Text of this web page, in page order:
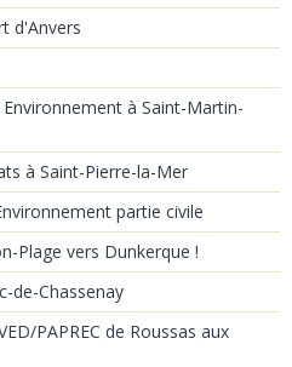
d'Anvers
à Saint-Martin-
à Saint-Pierre-la-Mer
partie civile
Plage vers Dunkerque !
de-Chassenay
PAPREC de Roussas aux